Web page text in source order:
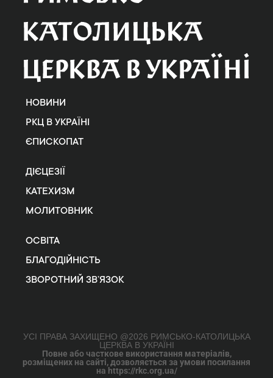
НОВИНИ
РКЦ В УКРАЇНІ
ЄПИСКОПАТ
ДІЄЦЕЗІЇ
КАТЕХИЗМ
МОЛИТОВНИК
ОСВІТА
БЛАГОДІЙНІСТЬ
ЗВОРОТНИЙ ЗВ’ЯЗОК
УСІ ПРАВА ЗАХИЩЕНО @2026 РИМСЬКО-КАТОЛИЦЬКА
ЦЕРКВА В УКРАЇНІ
Повне або часткове використання матеріалів,
розміщених на сайті, дозволяється за умови посилання
на https://rkc.org.ua/